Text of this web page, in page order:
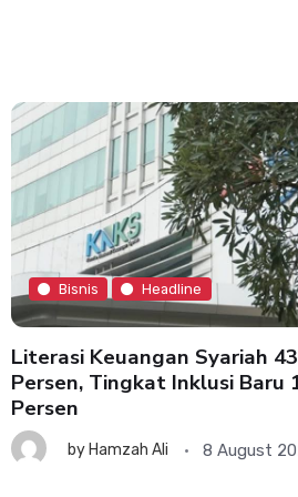
Bisnis Headline
Literasi Keuangan Syariah
Persen, Tingkat Inklusi Baru
Persen
by Hamzah Ali 8 August